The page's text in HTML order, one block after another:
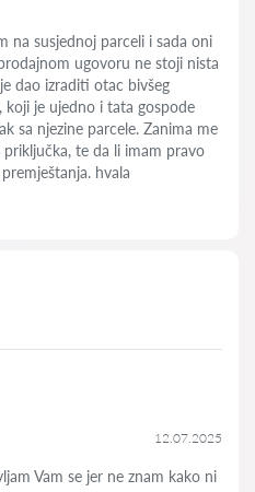
na susjednoj parceli i sada oni
ugovoru ne stoji nista
dao izraditi otac bivšeg
koji je ujedno i tata gospode
sa njezine parcele. Zanima me
te da li imam pravo
hvala
12.07.2025
Vam se jer ne znam kako ni